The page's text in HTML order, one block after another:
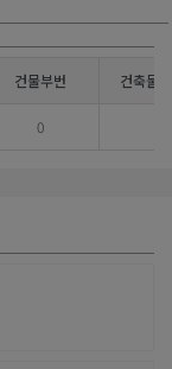
건물부번 건축물
0